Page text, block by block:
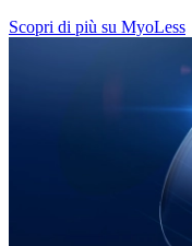
Scopri di più su MyoLess